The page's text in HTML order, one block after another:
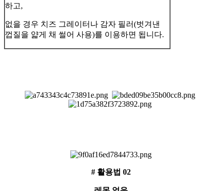
하고,
없을 경우 치즈 그레이터나 감자 필러(벗겨낸
껍질을 얇게 채 썰어 사용)를 이용하면 됩니다.
# 활용법 02